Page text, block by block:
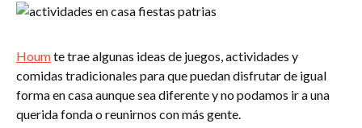
Houmte trae algunas ideas de juegos, actividades y
comidas tradicionales para que puedan disfrutar de igual
forma en casa aunque sea diferente y no podamos ir a una
querida fonda o reunirnos con más gente.